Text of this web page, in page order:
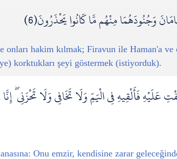
وَجُنُودَهُمَا مِنْهُم مَّا كَانُوا يَحْذَرُونَ(6)
onları hakim kılmak; Firavun ile Haman'a
korktukları şeyi göstermek (istiyorduk).
فَأَلْقِيهِ فِي الْيَمِّ وَلَا تَخَافِي وَلَا تَحْزَنِي ۖ إِنَّا
Onu emzir, kendisine zarar